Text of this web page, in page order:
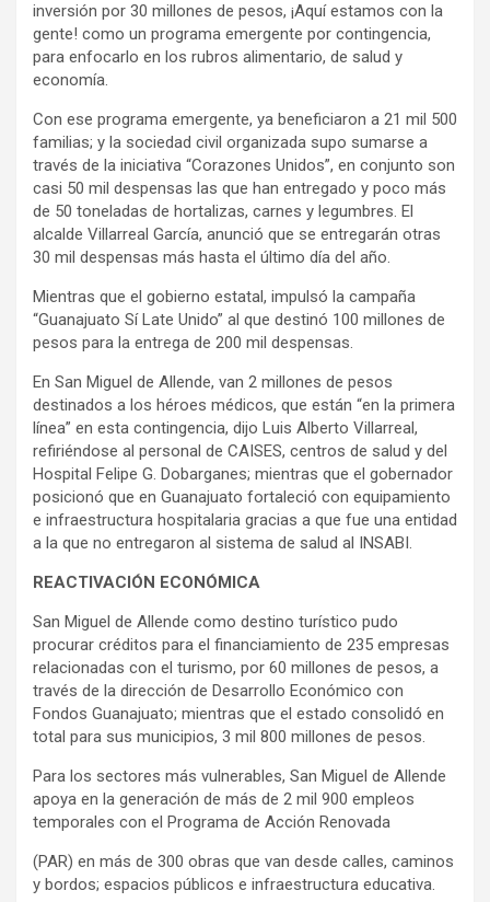
inversión por 30 millones de pesos, ¡Aquí estamos con la
gente! como un programa emergente por contingencia,
para enfocarlo en los rubros alimentario, de salud y
economía.
Con ese programa emergente, ya beneficiaron a 21 mil 500
familias; y la sociedad civil organizada supo sumarse a
través de la iniciativa “Corazones Unidos”, en conjunto son
casi 50 mil despensas las que han entregado y poco más
de 50 toneladas de hortalizas, carnes y legumbres. El
alcalde Villarreal García, anunció que se entregarán otras
30 mil despensas más hasta el último día del año.
Mientras que el gobierno estatal, impulsó la campaña
“Guanajuato Sí Late Unido” al que destinó 100 millones de
pesos para la entrega de 200 mil despensas.
En San Miguel de Allende, van 2 millones de pesos
destinados a los héroes médicos, que están “en la primera
línea” en esta contingencia, dijo Luis Alberto Villarreal,
refiriéndose al personal de CAISES, centros de salud y del
Hospital Felipe G. Dobarganes; mientras que el gobernador
posicionó que en Guanajuato fortaleció con equipamiento
e infraestructura hospitalaria gracias a que fue una entidad
a la que no entregaron al sistema de salud al INSABI.
REACTIVACIÓN ECONÓMICA
San Miguel de Allende como destino turístico pudo
procurar créditos para el financiamiento de 235 empresas
relacionadas con el turismo, por 60 millones de pesos, a
través de la dirección de Desarrollo Económico con
Fondos Guanajuato; mientras que el estado consolidó en
total para sus municipios, 3 mil 800 millones de pesos.
Para los sectores más vulnerables, San Miguel de Allende
apoya en la generación de más de 2 mil 900 empleos
temporales con el Programa de Acción Renovada
(PAR) en más de 300 obras que van desde calles, caminos
y bordos; espacios públicos e infraestructura educativa.